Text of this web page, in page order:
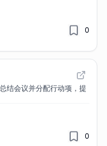
0
结会议并分配行动项，提
0